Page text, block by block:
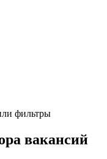
фильтры
вакансий